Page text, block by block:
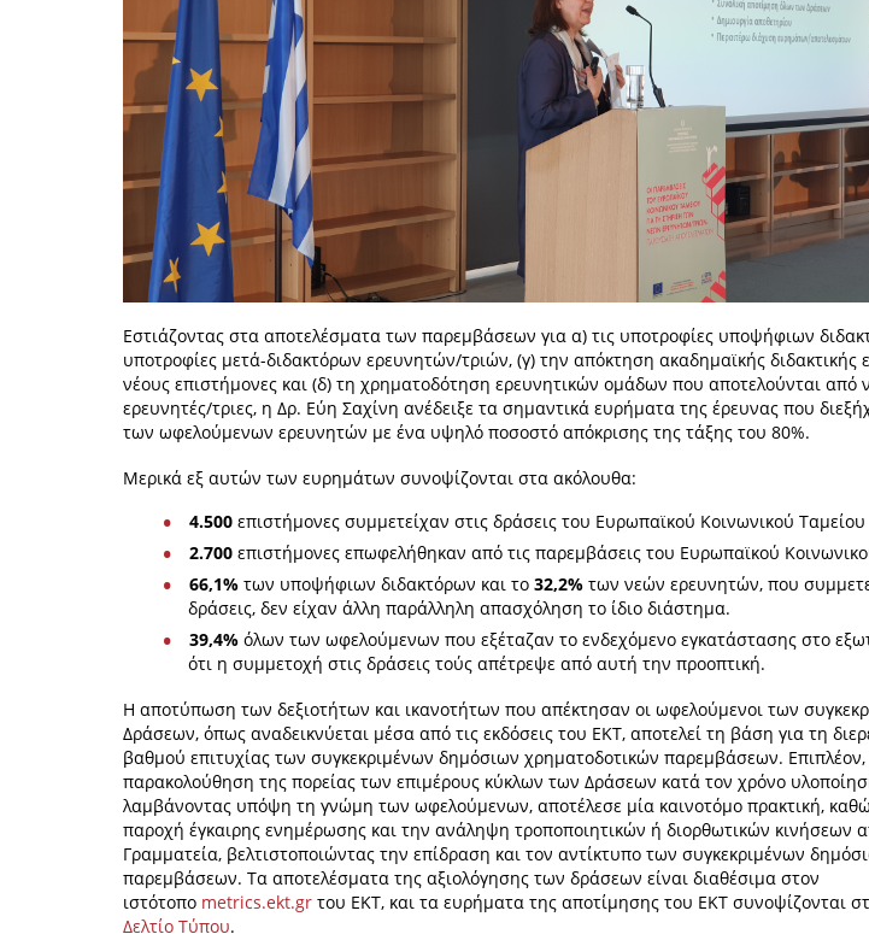
Εστιάζοντας στα αποτελέσματα των παρεμβάσεων για α) τις υποτροφίες υποψήφιων
υποτροφίες μετά-διδακτόρων ερευνητών/τριών, (γ) την απόκτηση ακαδημαϊκής διδακτικής
νέους επιστήμονες και (δ) τη χρηματοδότηση ερευνητικών ομάδων που αποτελούνται από
ερευνητές/τριες, η Δρ. Εύη Σαχίνη ανέδειξε τα σημαντικά ευρήματα της έρευνας που
των ωφελούμενων ερευνητών με ένα υψηλό ποσοστό απόκρισης της τάξης του 80%.
Μερικά εξ αυτών των ευρημάτων συνοψίζονται στα ακόλουθα:
4.500επιστήμονες συμμετείχαν στις δράσεις του Ευρωπαϊκού Κοινωνικού Ταμείου
2.700επιστήμονες επωφελήθηκαν από τις παρεμβάσεις του Ευρωπαϊκού
66,1%των υποψήφιων διδακτόρων και το 32,2%των νεών ερευνητών, που
δράσεις, δεν είχαν άλλη παράλληλη απασχόληση το ίδιο διάστημα.
39,4%όλων των ωφελούμενων που εξέταζαν το ενδεχόμενο εγκατάστασης στο
ότι η συμμετοχή στις δράσεις τούς απέτρεψε από αυτή την προοπτική.
Η αποτύπωση των δεξιοτήτων και ικανοτήτων που απέκτησαν οι ωφελούμενοι των
Δράσεων, όπως αναδεικνύεται μέσα από τις εκδόσεις του ΕΚΤ, αποτελεί τη βάση για τη
βαθμού επιτυχίας των συγκεκριμένων δημόσιων χρηματοδοτικών παρεμβάσεων.
παρακολούθηση της πορείας των επιμέρους κύκλων των Δράσεων κατά τον χρόνο
λαμβάνοντας υπόψη τη γνώμη των ωφελούμενων, αποτέλεσε μία καινοτόμο πρακτική,
παροχή έγκαιρης ενημέρωσης και την ανάληψη τροποποιητικών ή διορθωτικών κινήσεων
Γραμματεία, βελτιστοποιώντας την επίδραση και τον αντίκτυπο των συγκεκριμένων
παρεμβάσεων. Τα αποτελέσματα της αξιολόγησης των δράσεων είναι διαθέσιμα στον
ιστότοπο metrics.ekt.gr του ΕΚΤ, και τα ευρήματα της αποτίμησης του ΕΚΤ συνοψίζονται
Δελτίο Τύπου.